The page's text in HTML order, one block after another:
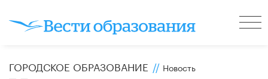
ГОРОДСКОЕ ОБРАЗОВАНИЕ // Новость